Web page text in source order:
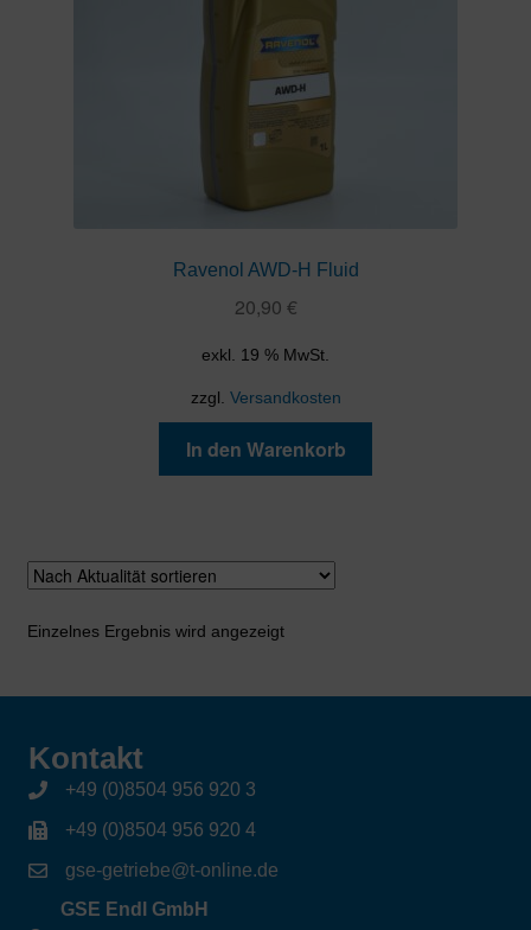
Ravenol AWD-H Fluid
20,90 €
exkl. 19 % MwSt.
zzgl. Versandkosten
In den Warenkorb
Einzelnes Ergebnis wird angezeigt
Kontakt
+49 (0)8504 956 920 3
+49 (0)8504 956 920 4
gse-getriebe@t-online.de
GSE Endl GmbH